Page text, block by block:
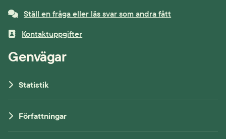
Ställ en fråga eller läs svar som andra fått
Kontaktuppgifter
Genvägar
Statistik
Författningar